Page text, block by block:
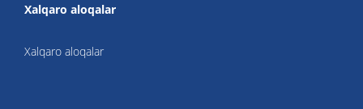
Xalqaro aloqalar
Xalqaro aloqalar